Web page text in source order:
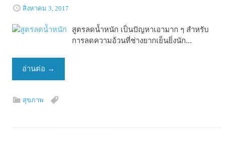
สิงหาคม 3, 2017
สูตรลดน้ำหนัก เป็นปัญหาเอามาก ๆ สำหรับ
การลดความอ้วนที่ช่างยากเย็นยิ่งนัก...
อ่านต่อ →
สุขภาพ